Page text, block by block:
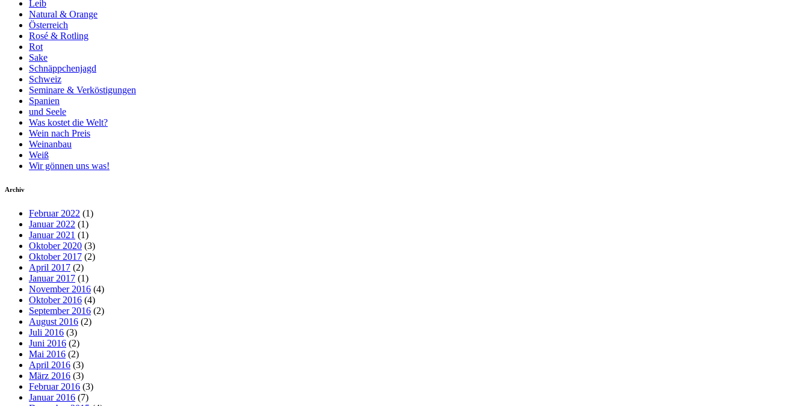
Leib
Natural & Orange
Österreich
Rosé & Rotling
Rot
Sake
Schnäppchenjagd
Schweiz
Seminare & Verköstigungen
Spanien
und Seele
Was kostet die Welt?
Wein nach Preis
Weinanbau
Weiß
Wir gönnen uns was!
Archiv
Februar 2022 (1)
Januar 2022 (1)
Januar 2021 (1)
Oktober 2020 (3)
Oktober 2017 (2)
April 2017 (2)
Januar 2017 (1)
November 2016 (4)
Oktober 2016 (4)
September 2016 (2)
August 2016 (2)
Juli 2016 (3)
Juni 2016 (2)
Mai 2016 (2)
April 2016 (3)
März 2016 (3)
Februar 2016 (3)
Januar 2016 (7)